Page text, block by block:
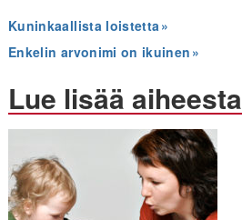
Kuninkaallista loistetta
Enkelin arvonimi on ikuinen
Lue lisää aiheesta